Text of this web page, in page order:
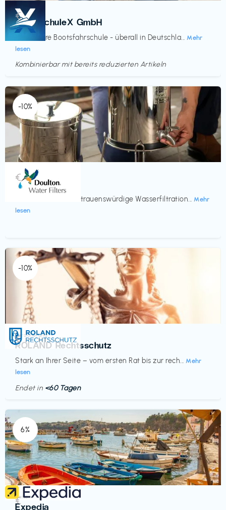
Kurse
BootsschuleX GmbH
Deine faire Bootsfahrschule - überall in Deutschla... Mehr
lesen
€‎
Kombinierbar mit bereits reduzierten Artikeln
-10%
Küche & Haushalt
Doulton
Seit 200 Jahren vertrauenswürdige Wasserfiltration... Mehr
lesen
€‎
-10%
Versicherung
ROLAND Rechtsschutz
Stark an Ihrer Seite – vom ersten Rat bis zur rech... Mehr
lesen
€‎
Endet in <60 Tagen
6%
Reisen
Expedia
€‎